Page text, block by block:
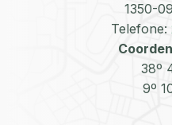
1350-
Telefone:
38º
9º
Equilibragem das
Rodas